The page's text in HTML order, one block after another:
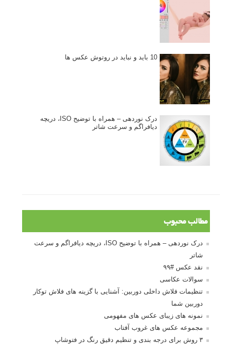
10 باید و نباید در روتوش عکس ها
درک نوردهی – همراه با توضیح ISO، دریچه
دیافراگم و سرعت شاتر
مطالب محبوب
درک نوردهی – همراه با توضیح ISO، دریچه دیافراگم و سرعت
شاتر
نقد عکس #۹۹
سوالات عکاسی
تنظیمات فلاش داخلی دوربین: آشنایی با گزینه های فلاش توکار
دوربین شما
نمونه های زیبای عکس های مفهومی
مجموعه عکس های غروب آفتاب
۳ روش برای درجه بندی و تنظیم دقیق رنگ در فتوشاپ